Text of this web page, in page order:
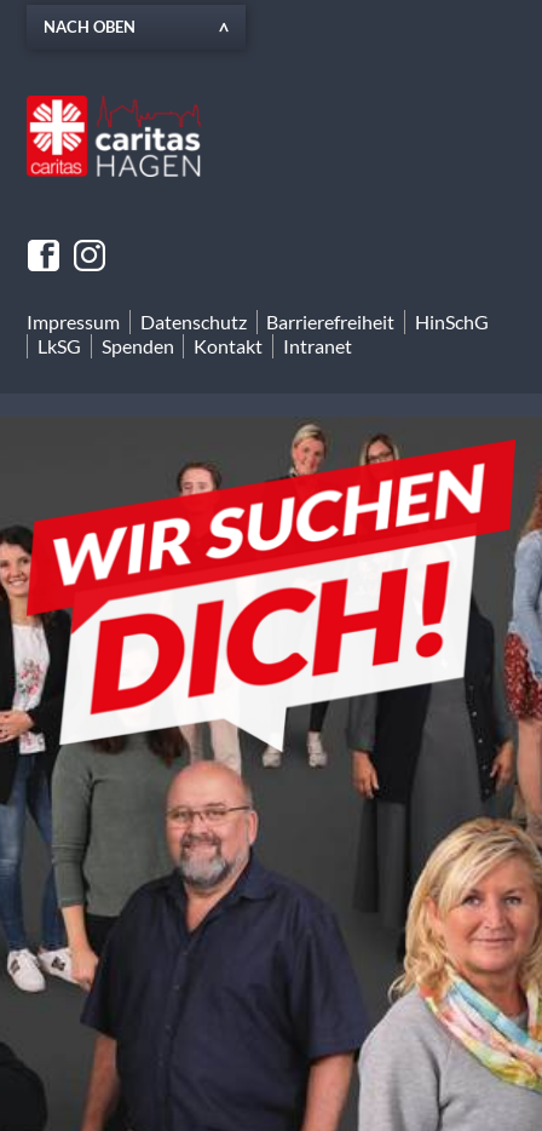
NACH OBEN
Impressum Datenschutz Barrierefreiheit
HinSchG
LkSG
Spenden Kontakt Intranet